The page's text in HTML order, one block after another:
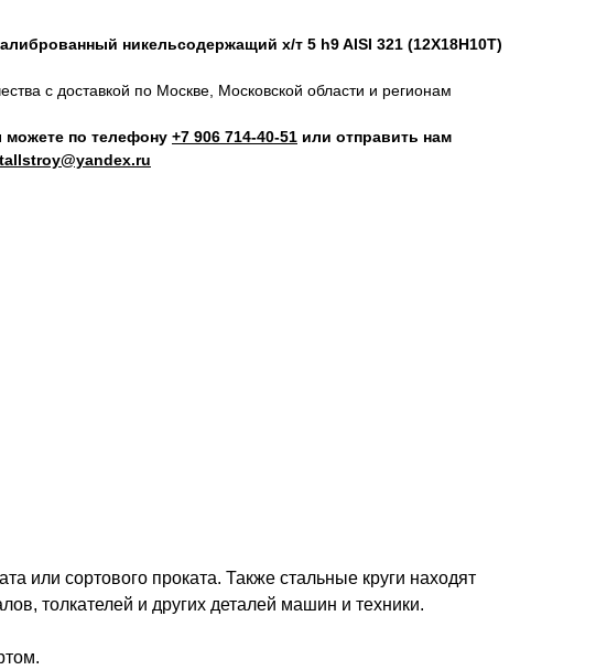
никельсодержащий х/т 5 h9 AISI 321 (12Х18Н10Т)
с доставкой по Москве, Московской области и регионам
можете по телефону +7 906 714‑40-51 или отправить нам
или сортового проката. Также стальные круги находят
толкателей и других деталей машин и техники.